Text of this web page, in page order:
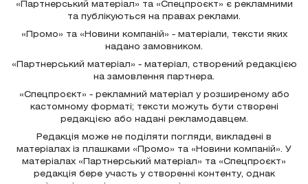
«Партнерський матеріал» та «Спецпроєкт» є рекламними
та публікуються на правах реклами.
«Промо» та «Новини компаній» - матеріали, тексти яких
надано замовником.
«Партнерський матеріал» - матеріал, створений редакцією
на замовлення партнера.
«Спецпроєкт» - рекламний матеріал у розширеному або
кастомному форматі; тексти можуть бути створені
редакцією або надані рекламодавцем.
Редакція може не поділяти погляди, викладені в
матеріалах із плашками «Промо» та «Новини компаній». У
матеріалах «Партнерський матеріал» та «Спецпроєкт»
редакція бере участь у створенні контенту, однак